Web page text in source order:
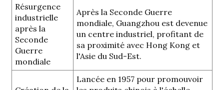
Résurgence
industrielle
après la
Seconde
Guerre
mondiale
Après la Seconde Guerre
mondiale, Guangzhou est devenue
un centre industriel, profitant de
sa proximité avec Hong Kong et
l'Asie du Sud-Est.
Lancée en 1957 pour promouvoir